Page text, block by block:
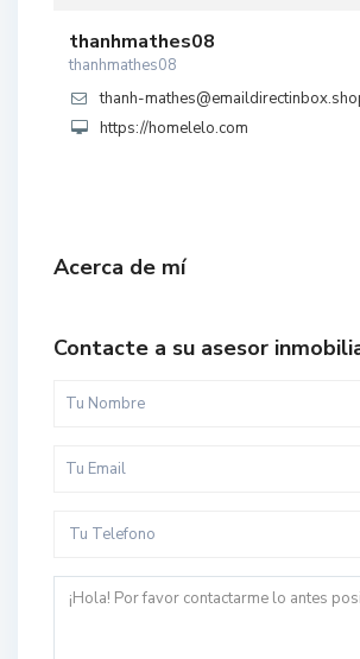
thanhmathes08
thanhmathes08
thanh-
https://homelelo.com
Acerca de mí
Contacte a su asesor